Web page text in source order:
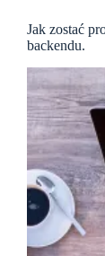
Jak zostać
backendu.